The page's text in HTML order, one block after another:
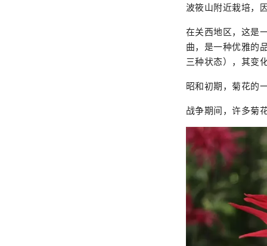
波筱山附近栽培，
在关西地区，这是
曲，是一种优雅的
三种状态），其
昭和初期，菊花的
战争期间，许多菊